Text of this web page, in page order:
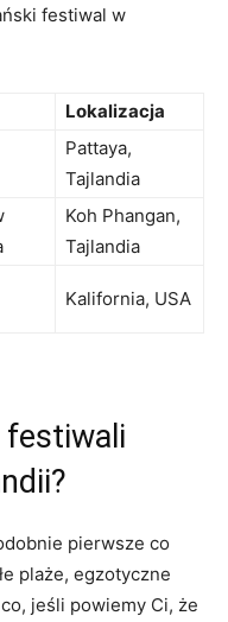
festiwal w
Lokalizacja
Pattaya,
Tajlandia
Koh Phangan,
Tajlandia
Kalifornia,‍ USA
festiwali
​pierwsze co
plaże, egzotyczne
jeśli powiemy Ci, że